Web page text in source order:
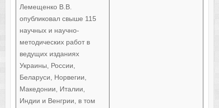
Лемещенко В.В.
опубликовал свыше 115
научных и научно-
методических работ в
ведущих изданиях
Украины, России,
Беларуси, Норвегии,
Македонии, Италии,
Индии и Венгрии, в том